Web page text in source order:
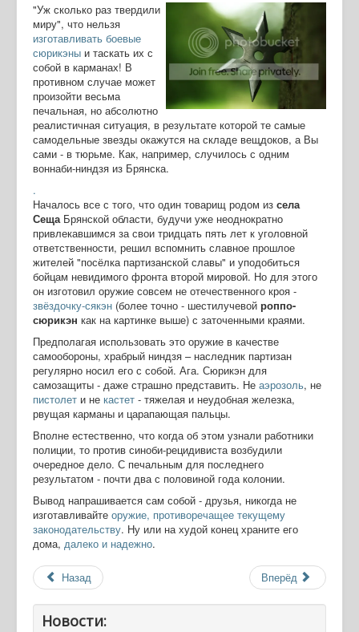
"Уж сколько раз твердили
миру", что нельзя
изготавливать боевые
сюрикэны и таскать их с
собой в карманах! В
противном случае может
произойти весьма
печальная, но абсолютно
реалистичная ситуация, в результате которой те самые
самодельные звезды окажутся на складе вещдоков, а Вы
сами - в тюрьме. Как, например, случилось с одним
воннаби-ниндзя из Брянска.
.
Началось все с того, что один товарищ родом из села
Сеща Брянской области, будучи уже неоднократно
привлекавшимся за свои тридцать пять лет к уголовной
ответственности, решил вспомнить славное прошлое
жителей "посёлка партизанской славы" и уподобиться
бойцам невидимого фронта второй мировой. Но для этого
он изготовил оружие совсем не отечественного кроя -
звёздочку-сякэн (более точно - шестилучевой роппо-
сюрикэн как на картинке выше) с заточенными краями.
Предполагая использовать это оружие в качестве
самообороны, храбрый ниндзя – наследник партизан
регулярно носил его с собой. Ага. Сюрикэн для
самозащиты - даже страшно представить. Не аэрозоль, не
пистолет и не кастет - тяжелая и неудобная железка,
рвущая карманы и царапающая пальцы.
Вполне естественно, что когда об этом узнали работники
полиции, то против синоби-рецидивиста возбудили
очередное дело. С печальным для последнего
результатом - почти два с половиной года колонии.
Вывод напрашивается сам собой - друзья, никогда не
изготавливайте оружие, противоречащее текущему
законодательству. Ну или на худой конец храните его
дома, далеко и надежно.
Назад Вперёд
Новости: